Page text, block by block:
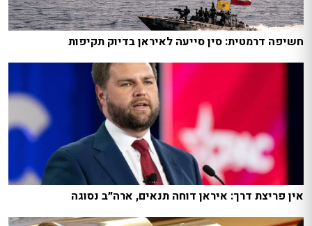
חשיפה דרמטית: סין סייעה לאיראן בדיוק תקיפות
אין פריצת דרך: איראן דוחה תנאים, ארה״ב נסוגה